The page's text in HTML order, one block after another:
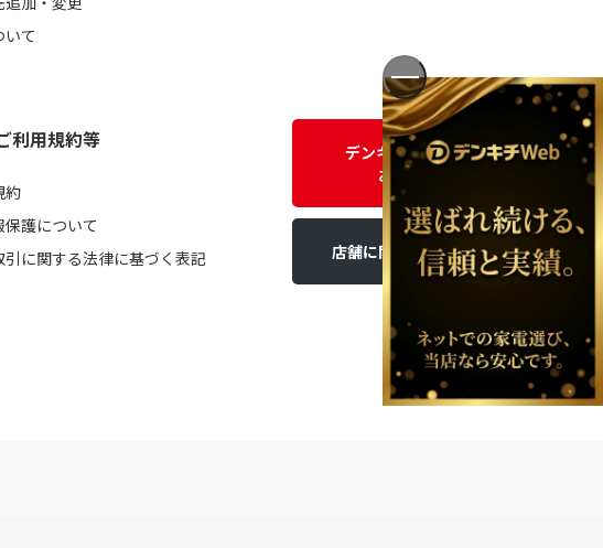
いて
利用規約等
約
保護について
引に関する法律に基づく表記
デンキチWEBに関する
お問い合わせ
店舗に関するお問い合わせ